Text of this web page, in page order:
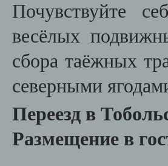
Почувствуйте
весёлых
сбора таёжных
северными
Переезд в
Размещение в